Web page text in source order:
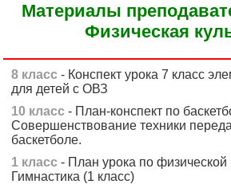
Материалы
Физическая
8 класс - Конспект урока 7 класс
для детей с ОВЗ
10 класс - План-конспект по
Совершенствование техники
баскетболе.
1 класс - План урока по физической
Гимнастика (1 класс)